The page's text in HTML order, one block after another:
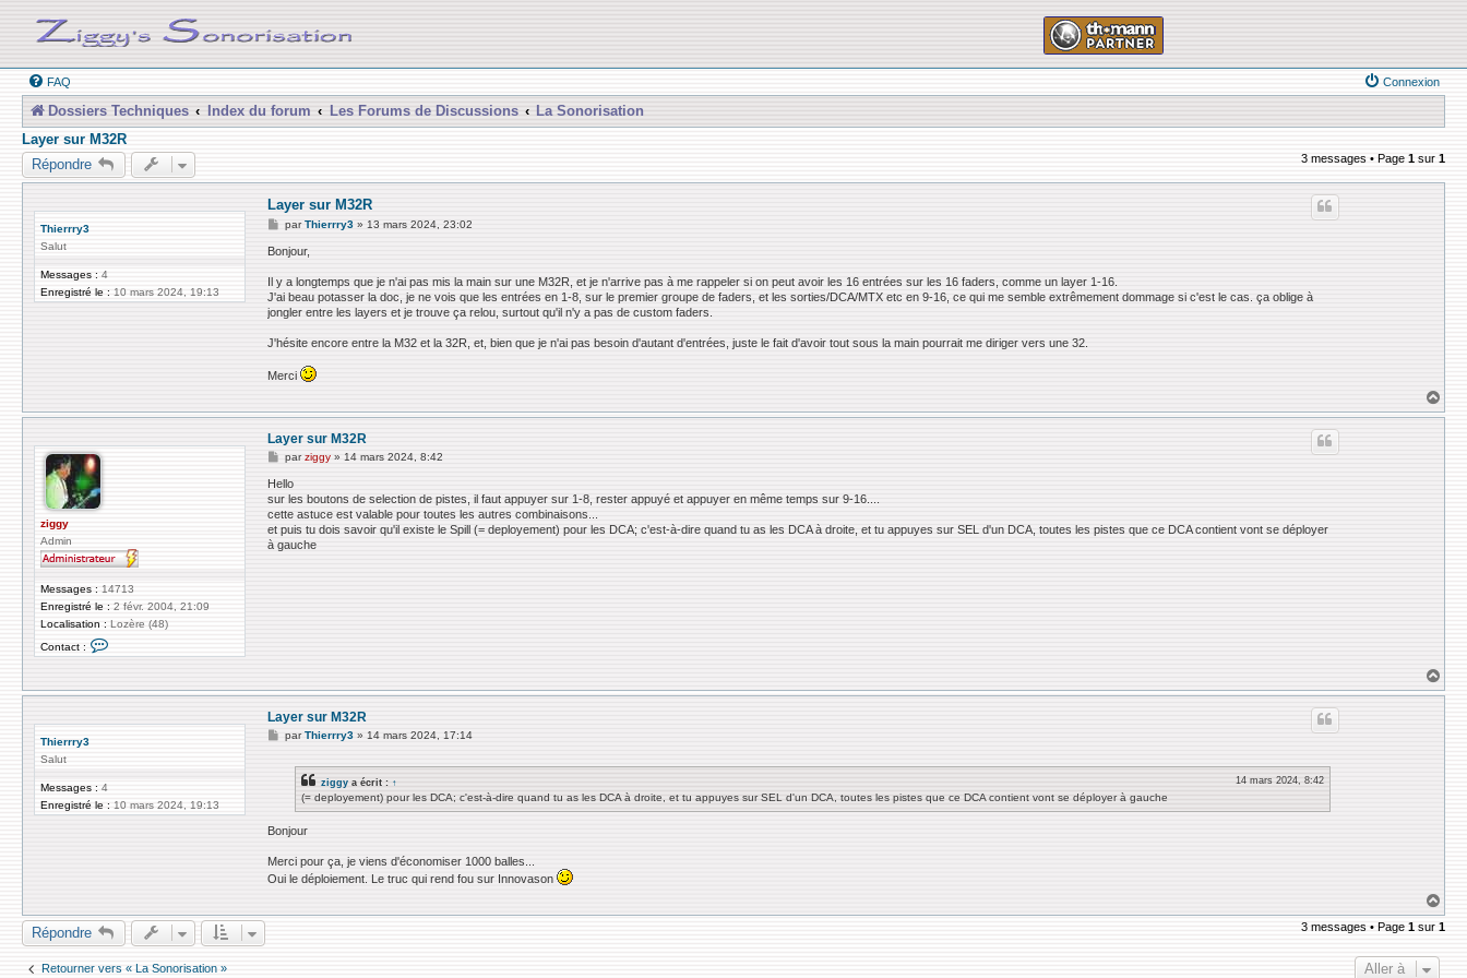
FAQ Connexion
Dossiers Techniques Index du forum Les Forums de Discussions
La Sonorisation
Layer sur M32R
Répondre
3 messages • Page 1 sur 1
Thierrry3
Salut
Messages : 4
Enregistré le : 10 mars 2024, 19:13
Layer sur M32R
M
s
g
e
parThierrry3 » 13 mars 2024, 23:02
Bonjour,
Il y a longtemps que je n'ai pas mis la main sur une M32R, et je n'arrive pas à me rappeler si on peut avoir les 16 entrées sur les 16 faders, comme un layer 1-16.
J'ai beau potasser la doc, je ne vois que les entrées en 1-8, sur le premier groupe de faders, et les sorties/DCA/MTX etc en 9-16, ce qui me semble extrêmement dommage si c'est le cas. ça oblige à
jongler entre les layers et je trouve ça relou, surtout qu'il n'y a pas de custom faders.
J'hésite encore entre la M32 et la 32R, et, bien que je n'ai pas besoin d'autant d'entrées, juste le fait d'avoir tout sous la main pourrait me diriger vers une 32.
Merci
a
ziggy
Admin
Messages : 14713
Enregistré le : 2 févr. 2004, 21:09
Localisation : Lozère (48)
Contact :
a
i
y
Layer sur M32R
M
s
s
a
g
e
parziggy »14 mars 2024, 8:42
Hello
sur les boutons de selection de pistes, il faut appuyer sur 1-8, rester appuyé et appuyer en même temps sur 9-16....
cette astuce est valable pour toutes les autres combinaisons...
et puis tu dois savoir qu'il existe le Spill (= deployement) pour les DCA; c'est-à-dire quand tu as les DCA à droite, et tu appuyes sur SEL d'un DCA, toutes les pistes que ce DCA contient vont se déployer
à gauche
a
Thierrry3
Salut
Messages : 4
Enregistré le : 10 mars 2024, 19:13
Layer sur M32R
MparThierrry3 »14 mars 2024, 17:14
ziggy a écrit : ↑
14 mars 2024, 8:42
(= deployement) pour les DCA; c'est-à-dire quand tu as les DCA à droite, et tu appuyes sur SEL d'un DCA, toutes les pistes que ce DCA contient vont se déployer à gauche
Bonjour
Merci pour ça, je viens d'économiser 1000 balles...
Oui le déploiement. Le truc qui rend fou sur Innovason
a
u
Répondre 3 messages • Page 1 sur 1
Retourner vers « La Sonorisation » Aller à